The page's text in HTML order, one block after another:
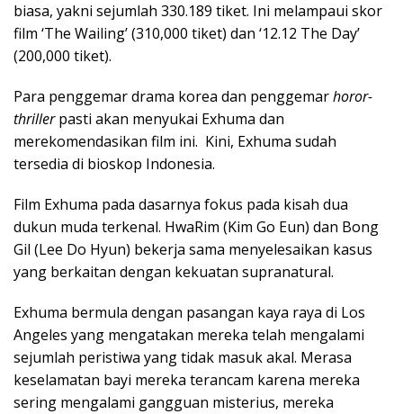
biasa, yakni sejumlah 330.189 tiket. Ini melampaui skor
film ‘The Wailing’ (310,000 tiket) dan ‘12.12 The Day’
(200,000 tiket).
Para penggemar drama korea dan penggemarhoror-
thrillerpasti akan menyukai Exhuma dan
merekomendasikan film ini. Kini, Exhuma sudah
tersedia di bioskop Indonesia.
Film Exhuma pada dasarnya fokus pada kisah dua
dukun muda terkenal. HwaRim (Kim Go Eun) dan Bong
Gil (Lee Do Hyun) bekerja sama menyelesaikan kasus
yang berkaitan dengan kekuatan supranatural.
Exhuma bermula dengan pasangan kaya raya di Los
Angeles yang mengatakan mereka telah mengalami
sejumlah peristiwa yang tidak masuk akal. Merasa
keselamatan bayi mereka terancam karena mereka
sering mengalami gangguan misterius, mereka